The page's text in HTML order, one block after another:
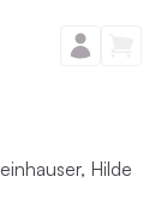
Hilde